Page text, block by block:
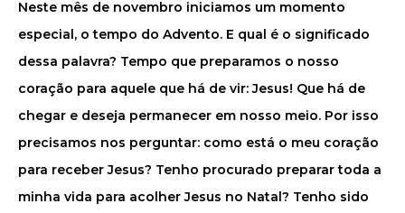
Neste mês de novembro iniciamos um momento
especial, o tempo do Advento. E qual é o significado
dessa palavra? Tempo que preparamos o nosso
coração para aquele que há de vir: Jesus! Que há de
chegar e deseja permanecer em nosso meio. Por isso
precisamos nos perguntar: como está o meu coração
para receber Jesus? Tenho procurado preparar toda a
minha vida para acolher Jesus no Natal? Tenho sido